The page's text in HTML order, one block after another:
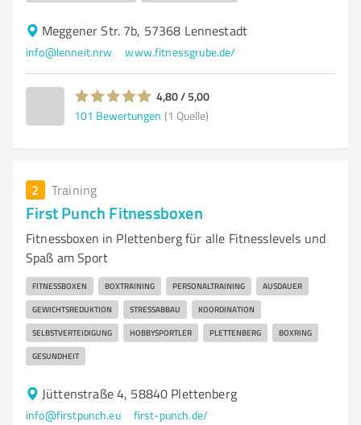
Meggener Str. 7b, 57368 Lennestadt
info@lenneit.nrw www.fitnessgrube.de/
4,80 / 5,00
101 Bewertungen (1 Quelle)
2 Training
First Punch Fitnessboxen
Fitnessboxen in Plettenberg für alle Fitnesslevels und
Spaß am Sport
FITNESSBOXEN BOXTRAINING PERSONALTRAINING AUSDAUER
GEWICHTSREDUKTION STRESSABBAU KOORDINATION
SELBSTVERTEIDIGUNG HOBBYSPORTLER PLETTENBERG BOXRING
GESUNDHEIT
Jüttenstraße 4, 58840 Plettenberg
info@firstpunch.eu first-punch.de/